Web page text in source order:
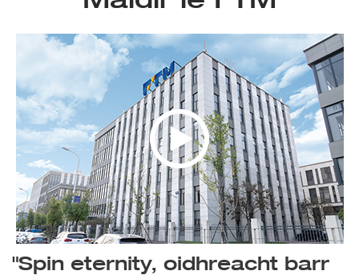
"Spin eternity, oidhreacht barr